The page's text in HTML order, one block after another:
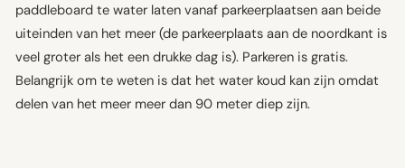
paddleboard te water laten vanaf parkeerplaatsen aan beide
uiteinden van het meer (de parkeerplaats aan de noordkant is
veel groter als het een drukke dag is). Parkeren is gratis.
Belangrijk om te weten is dat het water koud kan zijn omdat
delen van het meer meer dan 90 meter diep zijn.